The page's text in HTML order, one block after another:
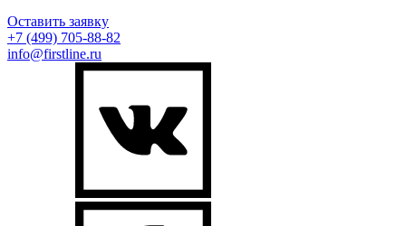
Оставить заявку
+7 (499) 705-88-82
info@firstline.ru